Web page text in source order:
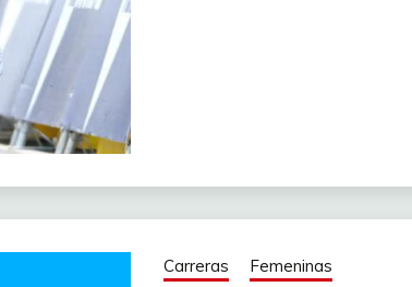
Carreras Femeninas